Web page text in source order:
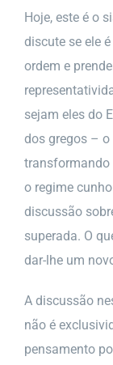
Hoje, este é o
discute se ele
ordem e
sejam eles do
dos gregos –
transformando
o regime
discussão
superada. O
dar-lhe um
A discussão
não é
pensamento